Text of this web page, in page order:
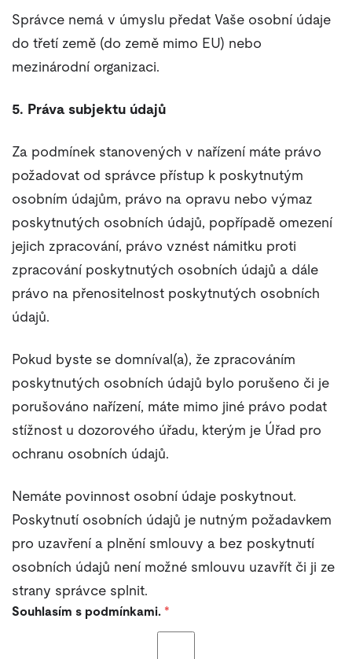
Správce nemá v úmyslu předat Vaše osobní údaje
do třetí země (do země mimo EU) nebo
mezinárodní organizaci.
5. Práva subjektu údajů
Za podmínek stanovených v nařízení máte právo
požadovat od správce přístup k poskytnutým
osobním údajům, právo na opravu nebo výmaz
poskytnutých osobních údajů, popřípadě omezení
jejich zpracování, právo vznést námitku proti
zpracování poskytnutých osobních údajů a dále
právo na přenositelnost poskytnutých osobních
údajů.
Pokud byste se domníval(a), že zpracováním
poskytnutých osobních údajů bylo porušeno či je
porušováno nařízení, máte mimo jiné právo podat
stížnost u dozorového úřadu, kterým je Úřad pro
ochranu osobních údajů.
Nemáte povinnost osobní údaje poskytnout.
Poskytnutí osobních údajů je nutným požadavkem
pro uzavření a plnění smlouvy a bez poskytnutí
osobních údajů není možné smlouvu uzavřít či ji ze
strany správce splnit.
Souhlasím s podmínkami. *